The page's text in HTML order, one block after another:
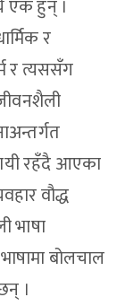
एक हुन् ।
र
र त्यससँग
रहँदै आएका
वौद्ध
भाषा
बोलचाल
।